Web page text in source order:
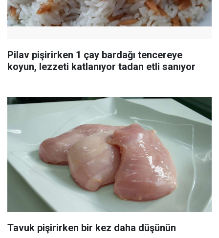
Pilav pişirirken 1 çay bardağı tencereye
koyun, lezzeti katlanıyor tadan etli sanıyor
Tavuk pişirirken bir kez daha düşünün